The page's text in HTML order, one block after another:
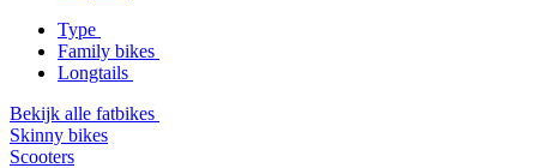
Type
Family bikes
Longtails
Bekijk alle fatbikes
Skinny bikes
Scooters